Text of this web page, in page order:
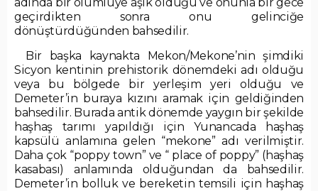
geçirdikten sonra onu gelinciğe
dönüştürdüğünden bahsedilir.
Bir başka kaynakta Mekon/Mekone’nin şimdiki
Sicyon kentinin prehistorik dönemdeki adı olduğu
veya bu bölgede bir yerleşim yeri olduğu ve
Demeter’in buraya kızını aramak için geldiğinden
bahsedilir. Burada antik dönemde yaygın bir şekilde
haşhaş tarımı yapıldığı için Yunancada haşhaş
kapsülü anlamına gelen “mekone” adı verilmiştir.
Daha çok “poppy town” ve “ place of poppy” (haşhaş
kasabası) anlamında olduğundan da bahsedilir.
Demeter’in bolluk ve bereketin temsili için haşhaş